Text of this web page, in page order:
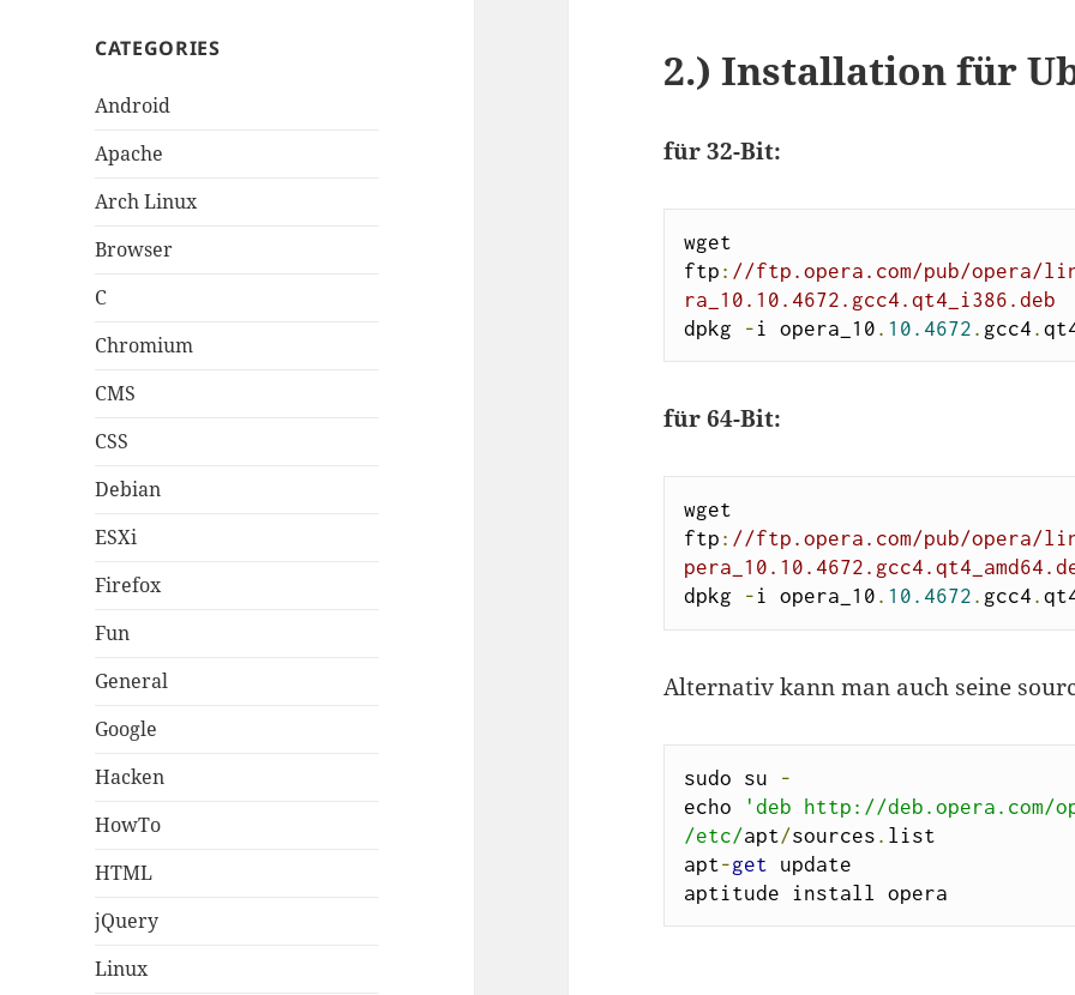
CATEGORIES
Android
Apache
Arch Linux
Browser
C
Chromium
CMS
CSS
Debian
ESXi
Firefox
Fun
General
Google
Hacken
HowTo
HTML
jQuery
Linux
2.) Installation für
für 32-Bit:
wget
ftp : //ftp.opera.com/pub/opera/
ra_10.10.4672.gcc4.qt4_i386.deb
dpkg
-i opera_10 . 10.4672 . gcc4 .
für 64-Bit:
wget
ftp : //ftp.opera.com/pub/opera/
dpkg
-i opera_10 . 10.4672 . gcc4 .
Alternativ kann man auch seine
sudo su
-
echo
'deb http://deb.opera.com/
/etc/apt/sources . list
apt-get update
aptitude install opera